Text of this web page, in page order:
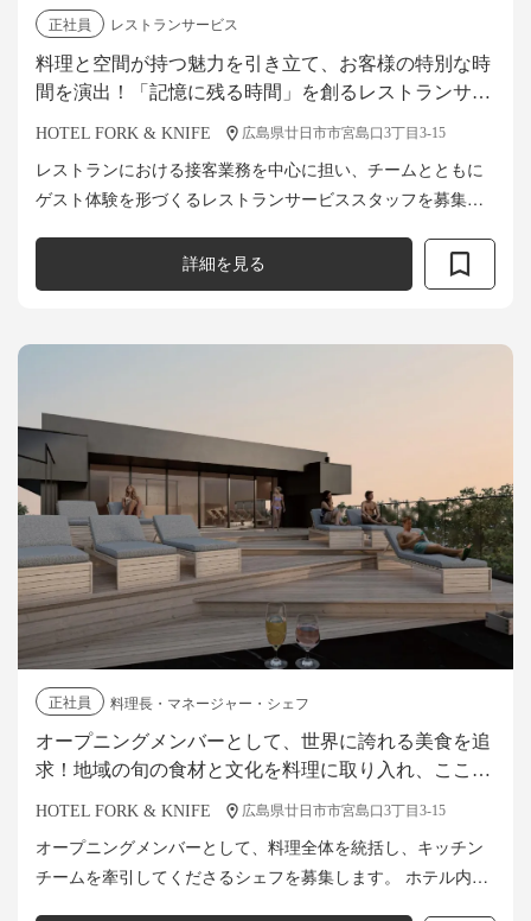
正社員
レストランサービス
料理と空間が持つ魅力を引き立て、お客様の特別な時
間を演出！「記憶に残る時間」を創るレストランサー
HOTEL FORK & KNIFE 広島県廿日市市宮島口3丁目3-15
レストランにおける接客業務を中心に担い、チームとともに
ゲスト体験を形づくるレストランサービススタッフを募集し
な時間を創り出す役割をお任せ。 ...
詳細を見る
正社員
料理長・マネージャー・シェフ
オープニングメンバーとして、世界に誇れる美食を追
求！地域の旬の食材と文化を料理に取り入れ、ここで
HOTEL FORK & KNIFE 広島県廿日市市宮島口3丁目3-15
オープニングメンバーとして、料理全体を統括し、キッチン
チームを牽引してくださるシェフを募集します。 ホテル内レ